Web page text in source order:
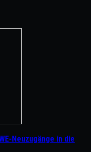
Neuzugänge in die